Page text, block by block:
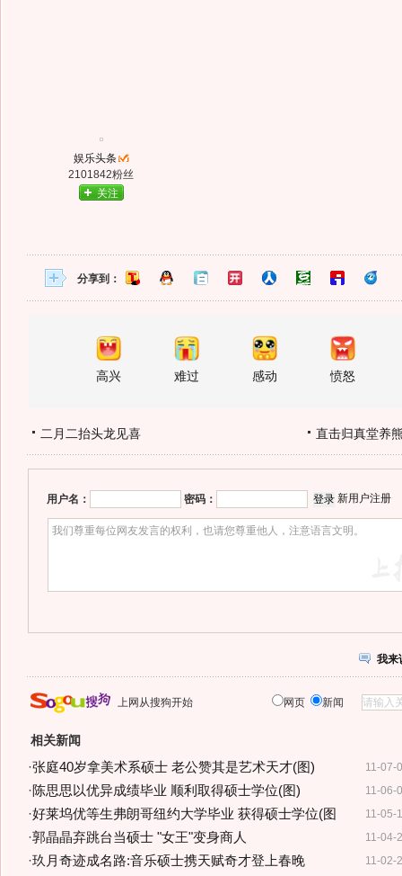
娱乐头条
2101842粉丝
关注
分享到：
高兴 难过 感动 愤怒
二月二抬头龙见喜 直击归真堂养
用户名： 密码： 新用户注册
我来
上网从搜狗开始 网页 新闻
相关新闻
11-07-
·张庭40岁拿美术系硕士 老公赞其是艺术天才(图)
11-06-
·陈思思以优异成绩毕业 顺利取得硕士学位(图)
11-05-
·好莱坞优等生弗朗哥纽约大学毕业 获得硕士学位(图
11-04-
·郭晶晶弃跳台当硕士 "女王"变身商人
11-02-
·玖月奇迹成名路:音乐硕士携天赋奇才登上春晚